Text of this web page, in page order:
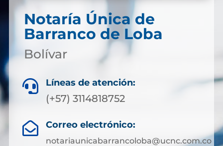
Notaría Única de
Barranco de Loba
Bolívar
 Líneas de atención:
(+57) 3114818752
 Correo electrónico:
notariaunicabarrancoloba@ucnc.com.co